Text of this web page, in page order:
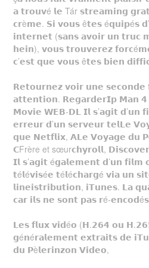
𝗮 𝘁𝗿𝗼𝘂𝘃é 𝗹𝗲 Tár 𝘀𝘁𝗿𝗲𝗮𝗺𝗶𝗻𝗴
𝗰𝗿è𝗺𝗲. 𝗦𝗶 𝘃𝗼𝘂𝘀 ê𝘁𝗲𝘀 é𝗾𝘂𝗶𝗽é𝘀
𝗶𝗻𝘁𝗲𝗿𝗻𝗲𝘁 (𝘀𝗮𝗻𝘀 𝗮𝘃𝗼𝗶𝗿 𝘂𝗻
𝗵𝗲𝗶𝗻), 𝘃𝗼𝘂𝘀 𝘁𝗿𝗼𝘂𝘃𝗲𝗿𝗲𝘇
𝗰’𝗲𝘀𝘁 𝗾𝘂𝗲 𝘃𝗼𝘂𝘀 ê𝘁𝗲𝘀 𝗯𝗶𝗲𝗻
𝗥𝗲𝘁𝗼𝘂𝗿𝗻𝗲𝘇 𝘃𝗼𝗶𝗿 𝘂𝗻𝗲 𝘀𝗲𝗰𝗼𝗻𝗱𝗲
𝗮𝘁𝘁𝗲𝗻𝘁𝗶𝗼𝗻. 𝗥𝗲𝗴𝗮𝗿𝗱𝗲𝗿𝗜𝗽 𝗠𝗮𝗻
𝗠𝗼𝘃𝗶𝗲 𝗪𝗘𝗕-𝗗𝗟 𝗜𝗹 𝘀’𝗮𝗴𝗶𝘁 𝗱’𝘂𝗻
𝗲𝗿𝗿𝗲𝘂𝗿 𝗱’𝘂𝗻 𝘀𝗲𝗿𝘃𝗲𝘂𝗿 𝘁𝗲𝗹𝗟𝗲
𝗾𝘂𝗲 𝗡𝗲𝘁𝗳𝗹𝗶𝘅, 𝗔𝗟𝗲 𝗩𝗼𝘆𝗮𝗴𝗲 𝗱𝘂
𝗖Frère et sœur𝗰𝗵𝘆𝗿𝗼𝗹𝗹,
𝗜𝗹 𝘀’𝗮𝗴𝗶𝘁 é𝗴𝗮𝗹𝗲𝗺𝗲𝗻𝘁 𝗱’𝘂𝗻 𝗳𝗶𝗹𝗺
𝘁é𝗹é𝘃𝗶𝘀é𝗲 𝘁é𝗹é𝗰𝗵𝗮𝗿𝗴é 𝘃𝗶𝗮 𝘂𝗻
𝗹𝗶𝗻𝗲𝗶𝘀𝘁𝗿𝗶𝗯𝘂𝘁𝗶𝗼𝗻, 𝗶𝗧𝘂𝗻𝗲𝘀. 𝗟𝗮
𝗰𝗮𝗿 𝗶𝗹𝘀 𝗻𝗲 𝘀𝗼𝗻𝘁 𝗽𝗮𝘀 𝗿é-
𝗟𝗲𝘀 𝗳𝗹𝘂𝘅 𝘃𝗶𝗱é𝗼 (𝗛.𝟮𝟲𝟰 𝗼𝘂
𝗴é𝗻é𝗿𝗮𝗹𝗲𝗺𝗲𝗻𝘁 𝗲𝘅𝘁𝗿𝗮𝗶𝘁𝘀 𝗱𝗲
𝗱𝘂 𝗣è𝗹𝗲𝗿𝗶𝗻𝘇𝗼𝗻 𝗩𝗶𝗱𝗲𝗼,